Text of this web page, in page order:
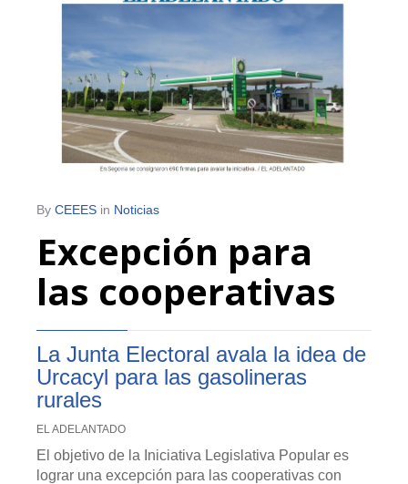
By CEEES in Noticias
Excepción para
las cooperativas
La Junta Electoral avala la idea de
Urcacyl para las gasolineras
rurales
EL ADELANTADO
El objetivo de la Iniciativa Legislativa Popular es
lograr una excepción para las cooperativas con